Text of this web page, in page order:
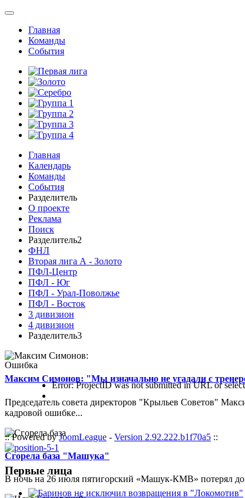
Главная
Команды
События
Главная
Календарь
Команды
События
Разделитель
О проекте
Реклама
Поиск
Разделитель2
ФНЛ
Вторая лига А - Золото
ПФЛ-Центр
ПФЛ - Юг
ПФЛ - Урал-Поволжье
ПФЛ - Восток
3 дивизион
4 дивизион
Разделитель3
Максим Симонов: "Мы изначально не угадали с
Председатель совета директоров "Крыльев Советов"
кадровой ошибке...
Сгорела база "Машука"
В ночь на 26 июля пятигорский «Машук-КМВ» потерял
Ошибка
Error: ProjectID was not submitted in URL or
:: Powered byJoomLeague - Version 2.92.222.b1f70a5 ::
Первые лица